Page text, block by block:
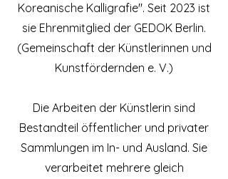
Koreanische Kalligrafie". Seit 2023 ist
sie Ehrenmitglied der GEDOK Berlin.
(Gemeinschaft der Künstlerinnen und
Kunstfördernden e. V.)
Die Arbeiten der Künstlerin sind
Bestandteil öffentlicher und privater
Sammlungen im In- und Ausland. Sie
verarbeitet mehrere gleich